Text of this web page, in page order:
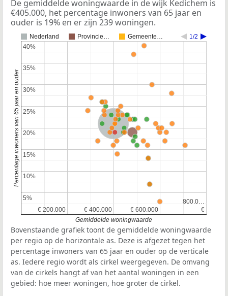
De gemiddelde woningwaarde in de wijk Kedichem is
€405.000, het percentage inwoners van 65 jaar en
ouder is 19% en er zijn 239 woningen.
Nederland Provincie… Gemeente… 1/2
Nederland
Provincie Utrecht
€ 200.000
€ 200.000 € 400.000
€ 400.000 € 600.000
€ 600.000 €
€
800.0…
800.0…
5%
5%
10%
10%
15%
15%
20%
20%
25%
25%
30%
30%
35%
35%
40%
40%
Gemiddelde woningwaarde
Percentage inwoners van 65 jaar en ouder
Bovenstaande grafiek toont de gemiddelde woningwaarde
per regio op de horizontale as. Deze is afgezet tegen het
percentage inwoners van 65 jaar en ouder op de verticale
as. Iedere regio wordt als cirkel weergegeven. De omvang
van de cirkels hangt af van het aantal woningen in een
gebied: hoe meer woningen, hoe groter de cirkel.